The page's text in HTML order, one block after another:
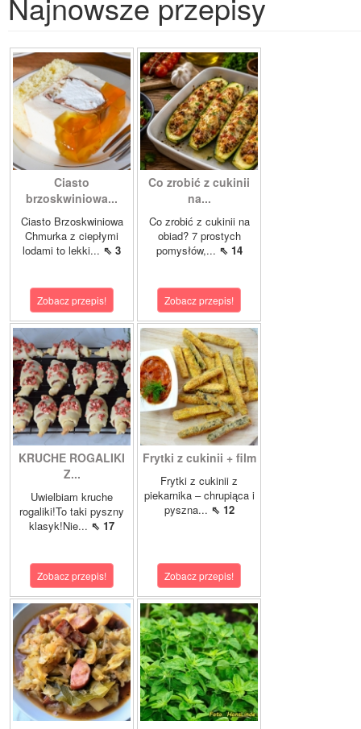
Ciasto
brzoskwiniowa...
Ciasto Brzoskwiniowa
Chmurka z ciepłymi
lodami to lekki... ⇖ 3
Zobacz przepis!
Co zrobić z cukinii
na...
Co zrobić z cukinii na
obiad? 7 prostych
pomysłów,... ⇖ 14
Zobacz przepis!
KRUCHE ROGALIKI
Z...
Uwielbiam kruche
rogaliki!To taki pyszny
klasyk!Nie... ⇖ 17
Zobacz przepis!
Frytki z cukinii + film
Frytki z cukinii z
piekarnika – chrupiąca i
pyszna... ⇖ 12
Zobacz przepis!